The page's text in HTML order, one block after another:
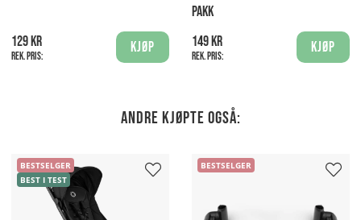
129 kr
Rek. pris:
Kjøp
PAKK
149 kr
Rek. pris:
Kjøp
Andre kjøpte også:
BESTSELGER
BEST I TEST
BESTSELGER